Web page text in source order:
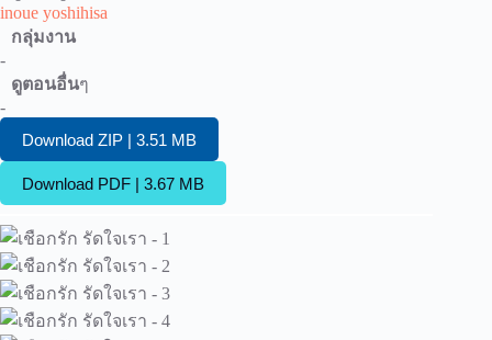
inoue yoshihisa
กลุ่มงาน
-
ดูตอนอื่นๆ
-
Download ZIP | 3.51 MB
Download PDF | 3.67 MB